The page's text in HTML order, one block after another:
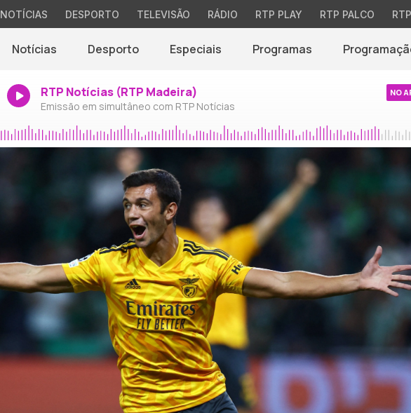
NOTÍCIAS DESPORTO TELEVISÃO RÁDIO RTP PLAY RTP PALCO
Notícias Desporto Especiais Programas
RTP Notícias (RTP Madeira)
Emissão em simultâneo com RTP Notícias
NO